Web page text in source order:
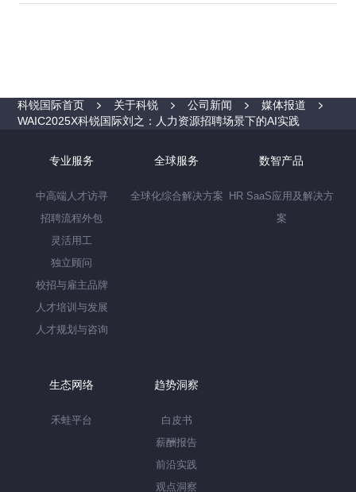
科锐国际首页 关于科锐 公司新闻
媒体报道
WAIC2025X科锐国际刘之：人力资源招聘场景下的AI实践
专业服务
中高端人才访寻
招聘流程外包
灵活用工
独立顾问
校招与雇主品牌
人才培训与发展
人才规划与咨询
全球服务
全球化综合解决方案
数智产品
HR SaaS应用及解决方
案
生态网络
禾蛙平台
趋势洞察
白皮书
薪酬报告
前沿实践
观点洞察